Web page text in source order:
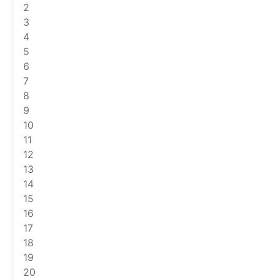
2
3
4
5
6
7
8
9
10
11
12
13
14
15
16
17
18
19
20